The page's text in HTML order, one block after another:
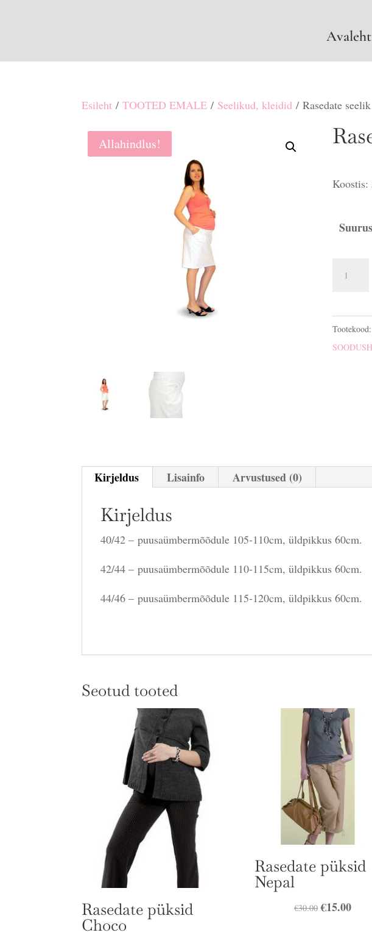
Avaleht
Esileht /TOOTED EMALE / Seelikud, kleidid / Rasedate
Allahindlus!
Suurus
Tootekood:
Kirjeldus Lisainfo Arvustused (0)
Kirjeldus
40/42 – puusaümbermõõdule 105-110cm, üldpikkus 60cm.
42/44 – puusaümbermõõdule 110-115cm, üldpikkus 60cm.
44/46 – puusaümbermõõdule 115-120cm, üldpikkus 60cm.
Seotud tooted
Rasedate püksid
Choco
Rasedate püksid
Nepal
€30.00 Algne
€15.00